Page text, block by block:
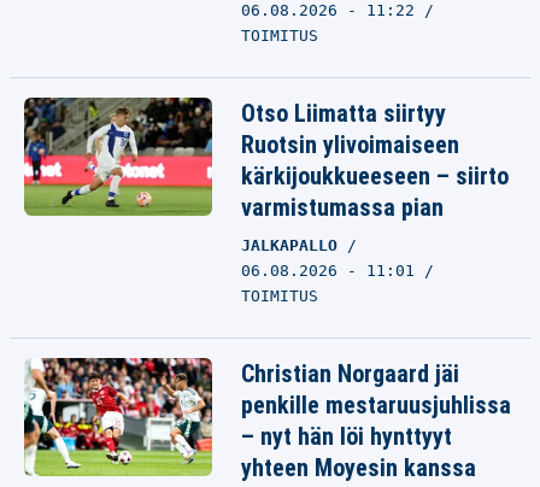
06.08.2026 - 11:22
TOIMITUS
Otso Liimatta siirtyy
Ruotsin ylivoimaiseen
kärkijoukkueeseen – siirto
varmistumassa pian
JALKAPALLO
06.08.2026 - 11:01
TOIMITUS
Christian Norgaard jäi
penkille mestaruusjuhlissa
– nyt hän löi hynttyyt
yhteen Moyesin kanssa